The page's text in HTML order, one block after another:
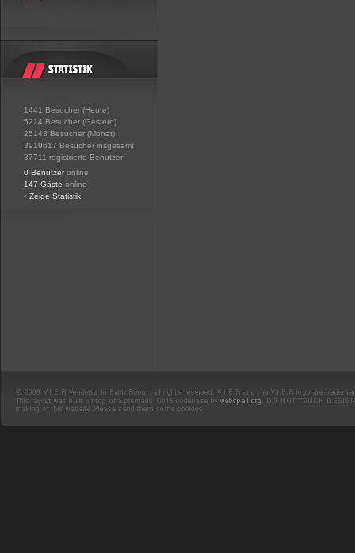
1441 Besucher (Heute)
5214 Besucher (Gestern)
25143 Besucher (Monat)
3919617 Besucher insgesamt
37711 registrierte Benutzer
0 Benutzer online
147 Gäste online
• Zeige Statistik